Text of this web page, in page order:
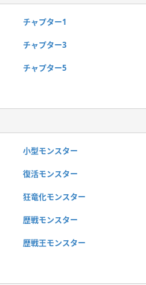
チャプター1
チャプター3
チャプター5
小型モンスター
復活モンスター
狂竜化モンスター
歴戦モンスター
歴戦王モンスター